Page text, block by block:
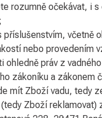
rozumně očekávat, i
příslušenstvím, včetně
nebo provedením
ohledně práv z
zákoníku a
mít Zboží vadu, tedy
Zboží